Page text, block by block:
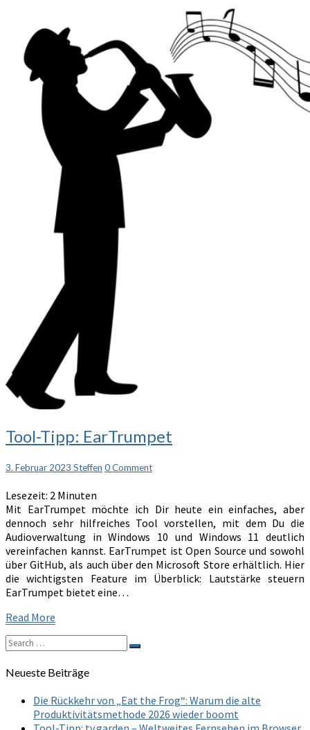
Tool-
Tipp:
Tool-Tipp: EarTrumpet
3. Februar 2023 Steffen Comments
0 Comment
Lesezeit: 2 Minuten
Mit EarTrumpet möchte ich Dir heute ein einfaches, aber
dennoch sehr hilfreiches Tool vorstellen, mit dem Du die
Audioverwaltung in Windows 10 und Windows 11 deutlich
vereinfachen kannst. EarTrumpet ist Open Source und sowohl
über GitHub, als auch über den Microsoft Store erhältlich. Hier
die wichtigsten Feature im Überblick: Lautstärke steuern
EarTrumpet bietet eine…
Read More
Search
for:
Search
Neueste Beiträge
Die Rückkehr von „Eat the Frog“: Warum die alte
Produktivitätsmethode 2026 wieder boomt